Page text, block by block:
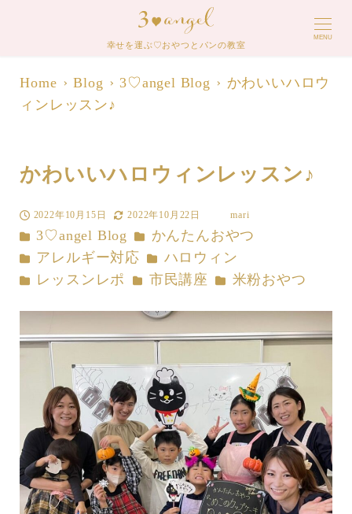
幸せを運ぶ♡おやつとパンの教室
MENU
Home Blog 3♡angel Blog
かわいいハロウ
ィンレッスン♪
かわいいハロウィンレッスン♪
投稿日
2022年10月15日
更新日
2022年10月22日
者
mari
カテゴリー
3♡angel Blog カテゴリー
かんたんおやつ
カテゴリー
アレルギー対応 カテゴリー
ハロウィン
カテゴリー
レッスンレポ カテゴリー
市民講座 カテゴリー
米粉おやつ